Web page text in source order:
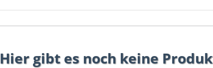
Hier gibt es noch keine